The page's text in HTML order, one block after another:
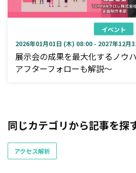
イベント
2026年01月01日 (木) 08:00 - 2027年12月
展示会の成果を最大化するノウ
アフターフォローも解説～
同じカテゴリから記事を探
アクセス解析